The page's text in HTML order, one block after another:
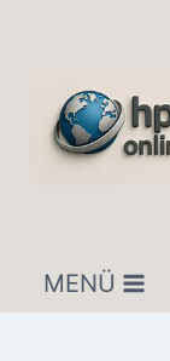
MENÜ